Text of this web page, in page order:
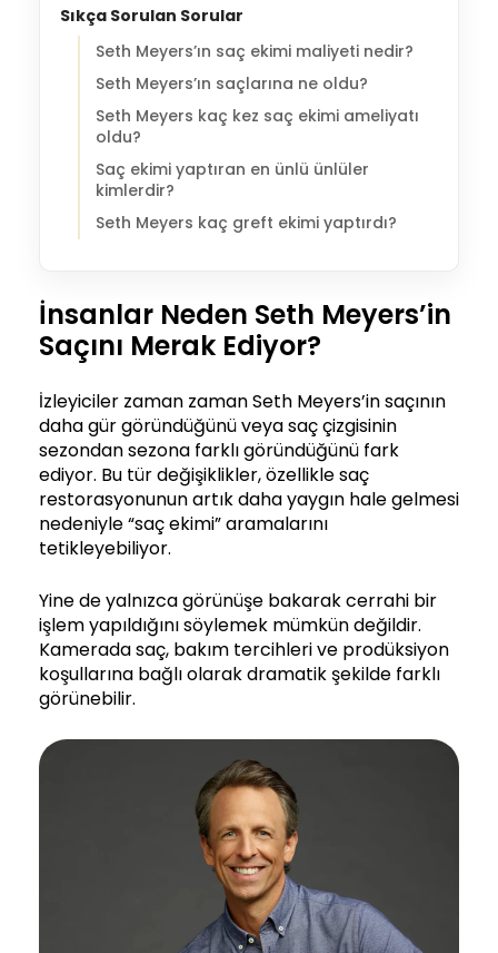
Sıkça Sorulan Sorular
Seth Meyers’ın saç ekimi maliyeti nedir?
Seth Meyers’ın saçlarına ne oldu?
Seth Meyers kaç kez saç ekimi ameliyatı
oldu?
Saç ekimi yaptıran en ünlü ünlüler
kimlerdir?
Seth Meyers kaç greft ekimi yaptırdı?
İnsanlar Neden Seth Meyers’in
Saçını Merak Ediyor?
İzleyiciler zaman zaman Seth Meyers’in saçının
daha gür göründüğünü veya saç çizgisinin
sezondan sezona farklı göründüğünü fark
ediyor. Bu tür değişiklikler, özellikle saç
restorasyonunun artık daha yaygın hale gelmesi
nedeniyle “saç ekimi” aramalarını
tetikleyebiliyor.
Yine de yalnızca görünüşe bakarak cerrahi bir
işlem yapıldığını söylemek mümkün değildir.
Kamerada saç, bakım tercihleri ve prodüksiyon
koşullarına bağlı olarak dramatik şekilde farklı
görünebilir.